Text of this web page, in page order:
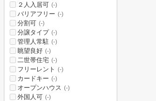
２人入居可 (-)
バリアフリー (-)
分割可 (-)
分譲タイプ (-)
管理人常駐 (-)
眺望良好 (-)
二世帯住宅 (-)
フリーレント (-)
カードキー (-)
オープンハウス (-)
外国人可 (-)